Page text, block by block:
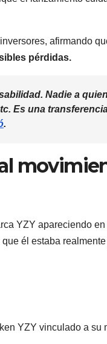
afirmando
pérdidas.
Nadie a
Es una
.
YZY apareciendo en
él estaba
YZY vinculado a su